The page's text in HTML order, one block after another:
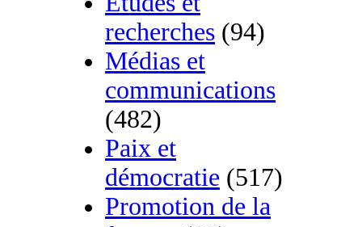
recherches (94)
Médias et
communications
(482)
Paix et
démocratie (517)
Promotion de la